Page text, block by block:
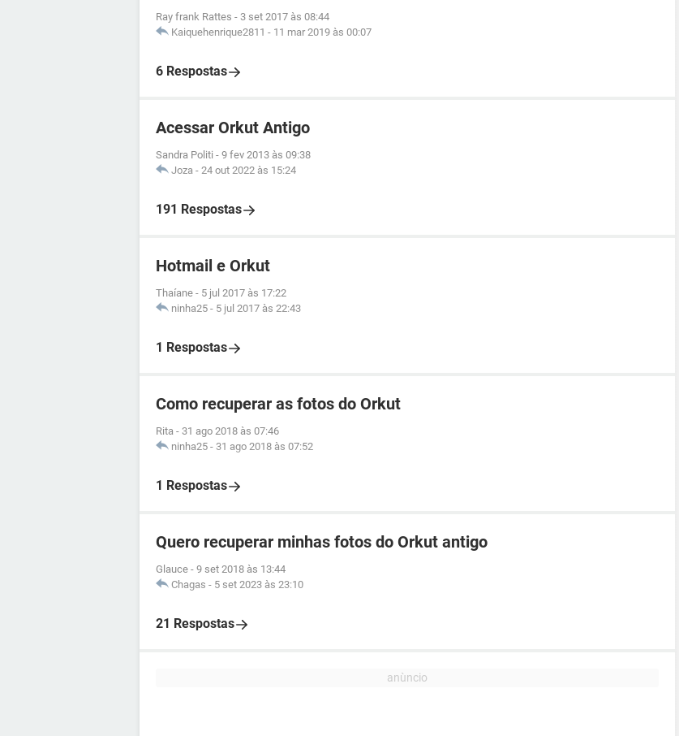
Ray frank Rattes - 3 set 2017 às 08:44
Kaiquehenrique2811 - 11 mar 2019 às 00:07
6 Respostas
Acessar Orkut Antigo
Sandra Politi - 9 fev 2013 às 09:38
Joza - 24 out 2022 às 15:24
191 Respostas
Hotmail e Orkut
Thaíane - 5 jul 2017 às 17:22
ninha25 - 5 jul 2017 às 22:43
1 Respostas
Como recuperar as fotos do Orkut
Rita - 31 ago 2018 às 07:46
ninha25 - 31 ago 2018 às 07:52
1 Respostas
Quero recuperar minhas fotos do Orkut antigo
Glauce - 9 set 2018 às 13:44
Chagas - 5 set 2023 às 23:10
21 Respostas